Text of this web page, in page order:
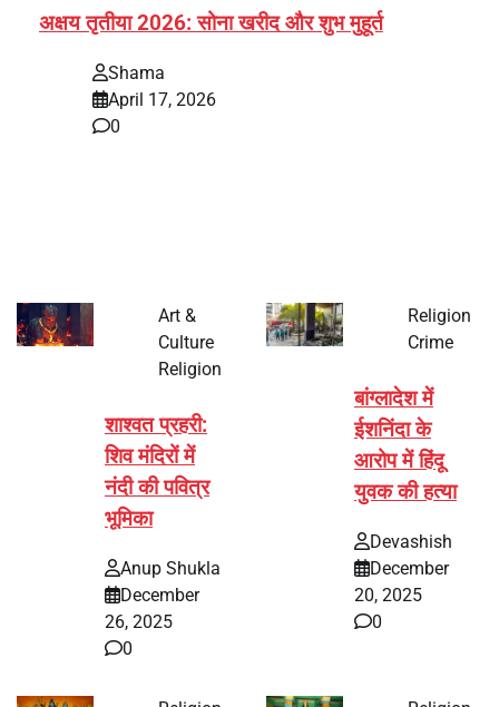
अक्षय तृतीया 2026: सोना खरीद और शुभ मुहूर्त
Shama
April 17, 2026
0
Art &
Culture
Religion
शाश्वत प्रहरी:
शिव मंदिरों में
नंदी की पवित्र
भूमिका
Anup Shukla
December
26, 2025
0
Religion
Crime
बांग्लादेश में
ईशनिंदा के
आरोप में हिंदू
युवक की हत्या
Devashish
December
20, 2025
0